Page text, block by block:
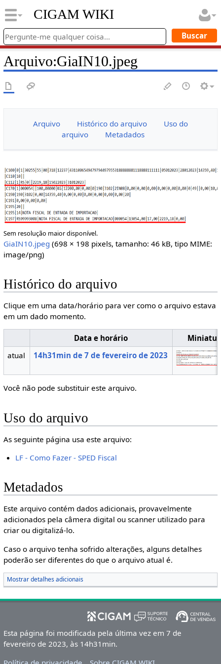
CIGAM WIKI
Arquivo:GiaIN10.jpeg
Arquivo Histórico do arquivo
Uso do
arquivo
Metadados
Sem resolução maior disponível.
GiaIN10.jpeg (698 × 198 pixels, tamanho: 46 kB, tipo MIME:
image/png)
Histórico do arquivo
Clique em uma data/horário para ver como o arquivo estava
em um dado momento.
Data e horário
atual
14h31min de 7 de fevereiro de 2023
Você não pode substituir este arquivo.
Uso do arquivo
As seguinte página usa este arquivo:
LF - Como Fazer - SPED Fiscal
Metadados
Este arquivo contém dados adicionais, provavelmente
adicionados pela câmera digital ou scanner utilizado para
criar ou digitalizá-lo.
Caso o arquivo tenha sofrido alterações, alguns detalhes
poderão ser diferentes do que o arquivo atual é.
Mostrar detalhes adicionais
Esta página foi modificada pela última vez em 7 de
fevereiro de 2023, às 14h31min.